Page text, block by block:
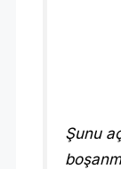
Şunu